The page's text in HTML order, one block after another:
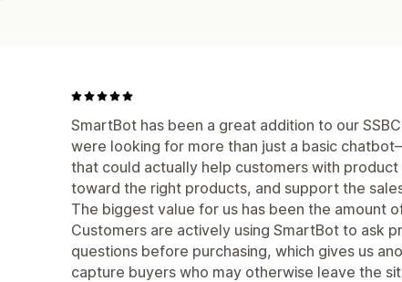
SmartBot has been a great addition to our
were looking for more than just a basic
that could actually help customers with
toward the right products, and support the
The biggest value for us has been the amount
Customers are actively using SmartBot to ask
questions before purchasing, which gives us
capture buyers who may otherwise leave the